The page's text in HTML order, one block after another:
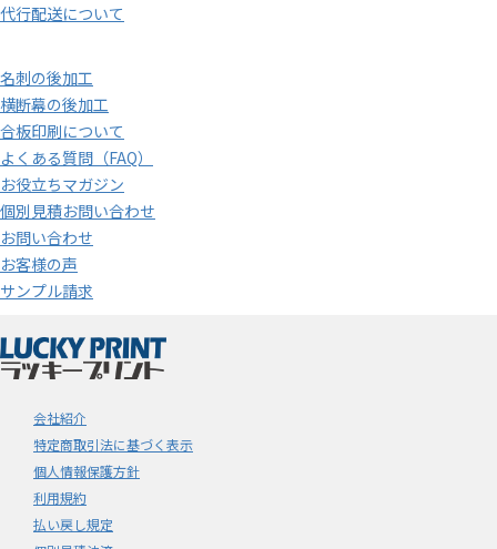
代行配送について
名刺の後加工
横断幕の後加工
合板印刷について
よくある質問（FAQ）
お役立ちマガジン
個別見積お問い合わせ
お問い合わせ
お客様の声
サンプル請求
会社紹介
特定商取引法に基づく表示
個人情報保護方針
利用規約
払い戻し規定